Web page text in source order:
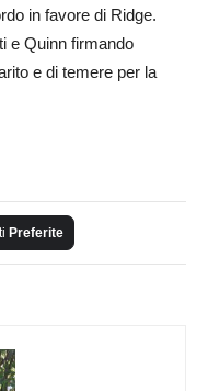
in favore di Ridge.
e Quinn firmando
e di temere per la
Preferite